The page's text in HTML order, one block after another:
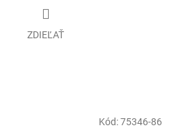
ZDIEĽAŤ
Kód:75346-86